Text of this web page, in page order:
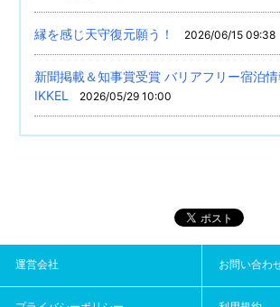
縁を感じ天守復元願う！ 2026/06/15 09:38
新聞掲載＆知事賞受賞 バリアフリー宿泊情
IKKEL
2026/05/29 10:00
運営会社 お問い合わ